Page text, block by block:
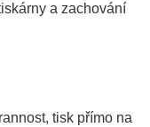
a zachování
tisk přímo na